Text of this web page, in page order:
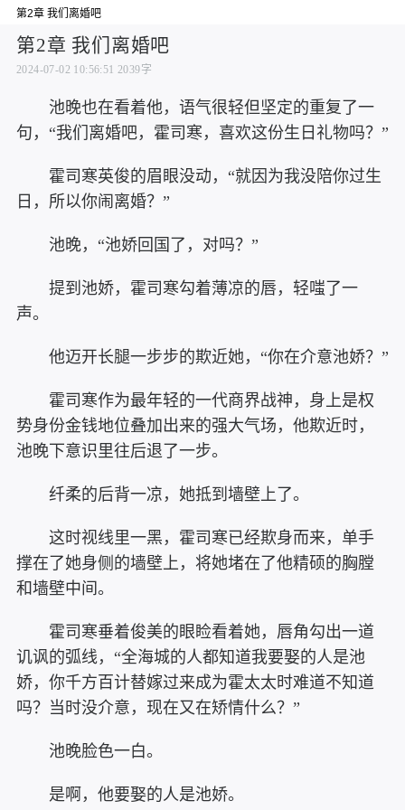
第2章 我们离婚吧
第2章 我们离婚吧
2024-07-02 10:56:51 2039字
池晚也在看着他，语气很轻但坚定的重复了一
句，“我们离婚吧，霍司寒，喜欢这份生日礼物吗？”
霍司寒英俊的眉眼没动，“就因为我没陪你过生
日，所以你闹离婚？”
池晚，“池娇回国了，对吗？”
提到池娇，霍司寒勾着薄凉的唇，轻嗤了一
声。
他迈开长腿一步步的欺近她，“你在介意池娇？”
霍司寒作为最年轻的一代商界战神，身上是权
势身份金钱地位叠加出来的强大气场，他欺近时，
池晚下意识里往后退了一步。
纤柔的后背一凉，她抵到墙壁上了。
这时视线里一黑，霍司寒已经欺身而来，单手
撑在了她身侧的墙壁上，将她堵在了他精硕的胸膛
和墙壁中间。
霍司寒垂着俊美的眼睑看着她，唇角勾出一道
讥讽的弧线，“全海城的人都知道我要娶的人是池
娇，你千方百计替嫁过来成为霍太太时难道不知道
吗？当时没介意，现在又在矫情什么？”
池晚脸色一白。
是啊，他要娶的人是池娇。